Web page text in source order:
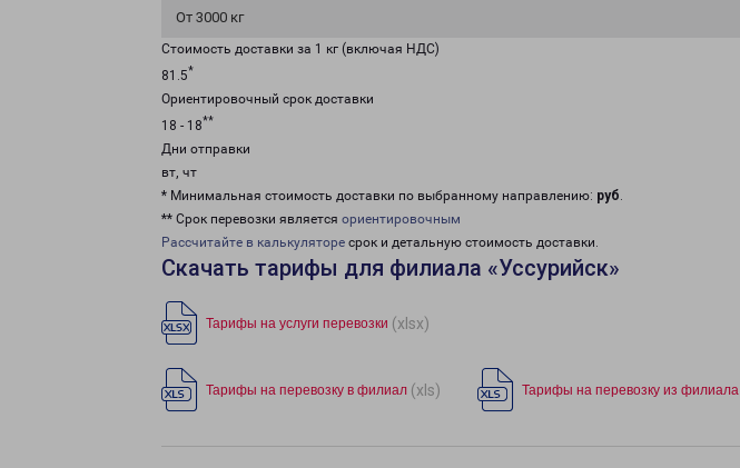
От 3000 кг
Стоимость доставки за 1 кг (включая НДС)
81.5*
Ориентировочный срок доставки
18 - 18**
Дни отправки
вт, чт
* Минимальная стоимость доставки по выбранному направлению: руб.
** Срок перевозки является ориентировочным
Рассчитайте в калькуляторе срок и детальную стоимость доставки.
Скачать тарифы для филиала «Уссурийск»
Тарифы на услуги перевозки (xlsx)
Тарифы на перевозку в филиал (xls) Тарифы на перевозку из филиала